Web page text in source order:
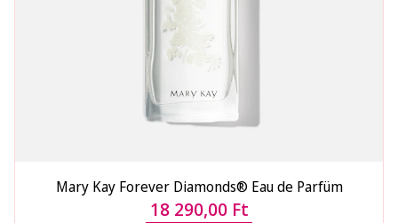
Mary Kay Forever Diamonds® Eau de Parfüm
18 290,00 Ft